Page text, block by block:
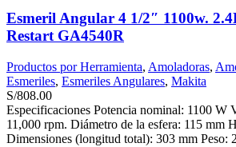
Esmeril Angular 4 1/2″ 1100w.
Restart GA4540R
Productos por Herramienta, Amoladoras,
Esmeriles, Esmeriles Angulares, Makita
S/808.00
Especificaciones Potencia nominal: 1100 W
11,000 rpm. Diámetro de la esfera: 115 mm
Dimensiones (longitud total): 303 mm Peso: